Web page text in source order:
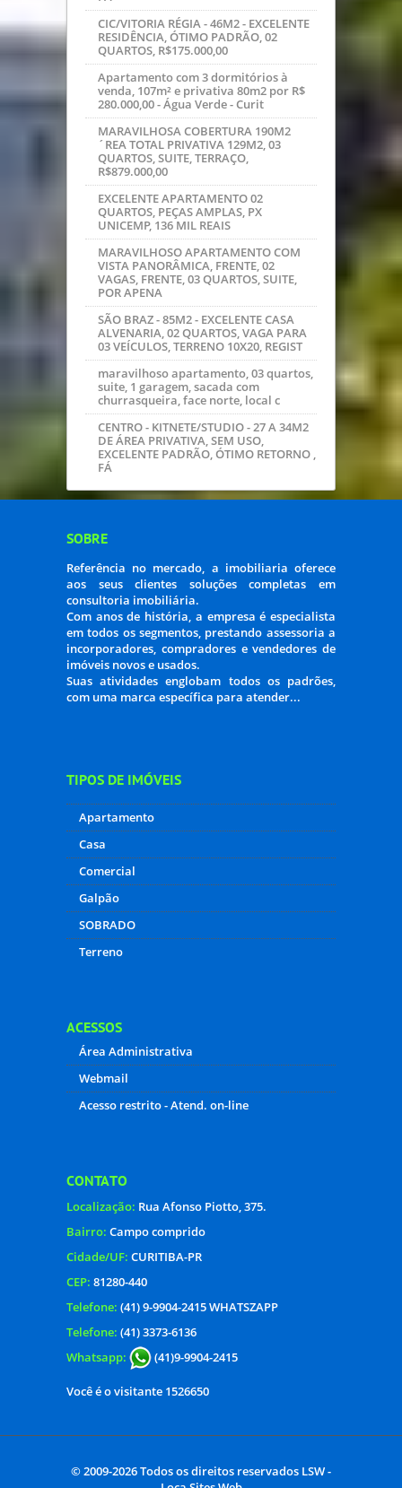
SÃO BRAZ - 85M2 - EXCELENTE CASA
ALVENARIA, 02 QUARTOS, VAGA PARA
03 VEÍCULOS, TERRENO 10X20, REGIST
maravilhoso apartamento, 03 quartos,
suite, 1 garagem, sacada com
churrasqueira, face norte, local c
CENTRO - KITNETE/STUDIO - 27 A 34M2
DE ÁREA PRIVATIVA, SEM USO,
EXCELENTE PADRÃO, ÓTIMO RETORNO ,
FÁ
SOBRE
Referência no mercado, a imobiliaria oferece
aos seus clientes soluções completas em
consultoria imobiliária.
Com anos de história, a empresa é especialista
em todos os segmentos, prestando assessoria a
incorporadores, compradores e vendedores de
imóveis novos e usados.
Suas atividades englobam todos os padrões,
com uma marca específica para atender...
TIPOS DE IMÓVEIS
Casa
Comercial
Galpão
SOBRADO
Terreno
Webmail
Acesso restrito - Atend. on-line
CONTATO
Localização:
Bairro:Campo comprido
Cidade/UF:
Telefone:(41) 3373-6136
Whatsapp:
(41)9-9904-2415
Você é o visitante 1526650
[tagssite para imobiliária,